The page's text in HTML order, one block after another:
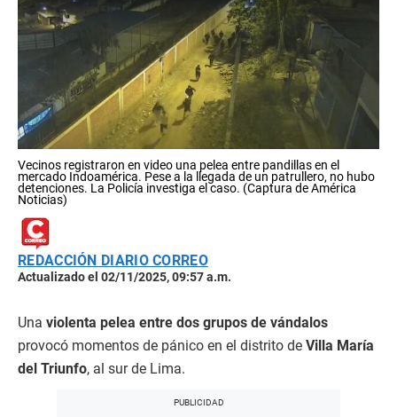
Vecinos registraron en video una pelea entre pandillas en el
mercado Indoamérica. Pese a la llegada de un patrullero, no hubo
detenciones. La Policía investiga el caso. (Captura de América
Noticias)
REDACCIÓN DIARIO CORREO
Actualizado el 02/11/2025, 09:57 a.m.
Una violenta pelea entre dos grupos de vándalos
provocó momentos de pánico en el distrito de Villa María
del Triunfo, al sur de Lima.